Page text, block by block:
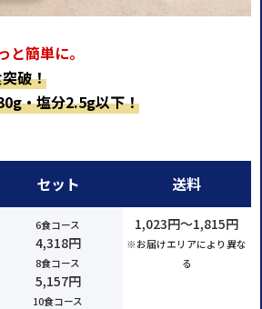
簡単に。
破！
・塩分2.5g以下！
セット
6食コース
4,318円
8食コース
5,157円
10食コース
送料
1,023円～1,815円
※お届けエリアにより異な
る